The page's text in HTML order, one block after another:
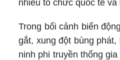
nhiều tổ chức quốc tế và
Trong bối cảnh biến
gắt, xung đột bùng
ninh phi truyền thống